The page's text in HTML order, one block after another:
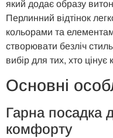
який додає образу
Перлинний відтінок
кольорами та
створювати безліч
вибір для тих, хто
Основні
Гарна посадка
комфорту